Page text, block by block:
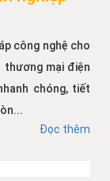
công nghệ cho
thương mại điện
chóng, tiết
Đọc thêm